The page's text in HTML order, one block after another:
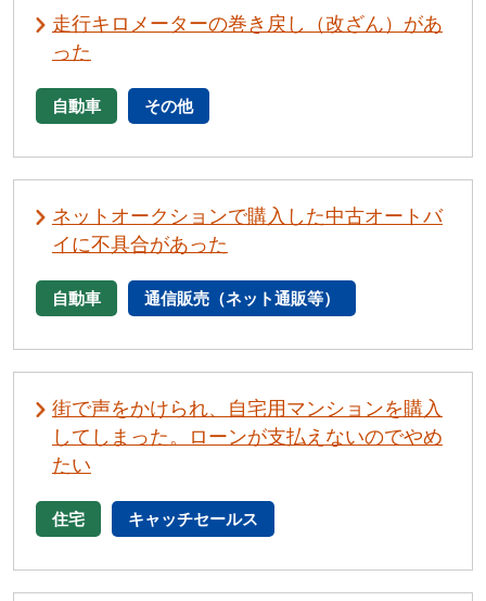
走行キロメーターの巻き戻し（改ざん）があ
った
自動車 その他
ネットオークションで購入した中古オートバ
イに不具合があった
自動車 通信販売（ネット通販等）
街で声をかけられ、自宅用マンションを購入
してしまった。ローンが支払えないのでやめ
たい
住宅 キャッチセールス